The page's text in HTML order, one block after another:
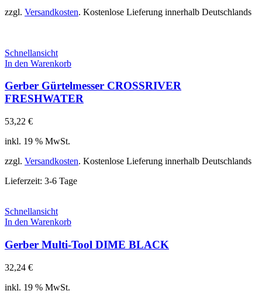
zzgl. Versandkosten. Kostenlose Lieferung innerhalb Deutschlands
Schnellansicht
In den Warenkorb
Gerber Gürtelmesser CROSSRIVER
FRESHWATER
53,22 €
inkl. 19 % MwSt.
zzgl. Versandkosten. Kostenlose Lieferung innerhalb Deutschlands
Lieferzeit: 3-6 Tage
Schnellansicht
In den Warenkorb
Gerber Multi-Tool DIME BLACK
32,24 €
inkl. 19 % MwSt.